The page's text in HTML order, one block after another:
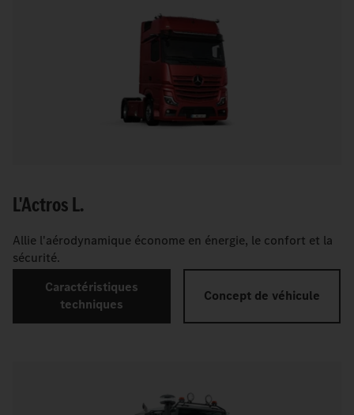
L'Actros L.
Allie l'aérodynamique économe en énergie, le confort et la
sécurité.
Caractéristiques
techniques
Concept de véhicule